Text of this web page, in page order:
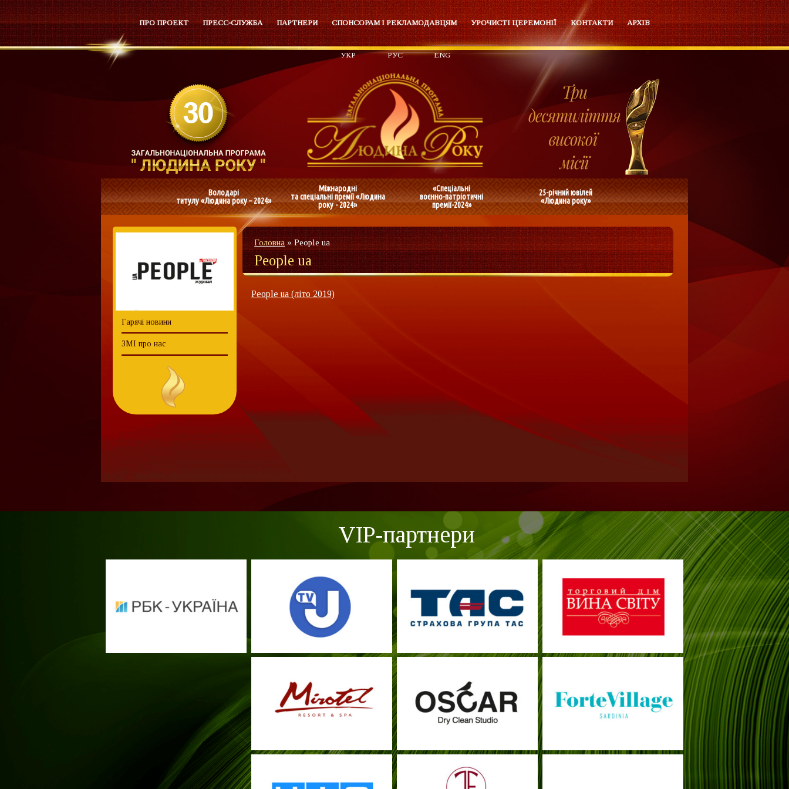
ПРО ПРОЕКТ ПРЕСС-СЛУЖБА ПАРТНЕРИ СПОНСОРАМ І РЕКЛАМОДАВЦЯМ УРОЧИСТІ ЦЕРЕМОНІЇ КОНТАКТИ АРХІВ
УКР РУС ENG
Володарі
титулу «Людина року – 2024»
Міжнародні
та спеціальні премії «Людина
року - 2024»
«Спеціальні
воєнно-патріотичні
премії-2024»
25-річний ювілей
«Людина року»
Гарячі новини
ЗМІ про нас
Головна»People ua
People ua
People ua (літо 2019)
VIP-партнери